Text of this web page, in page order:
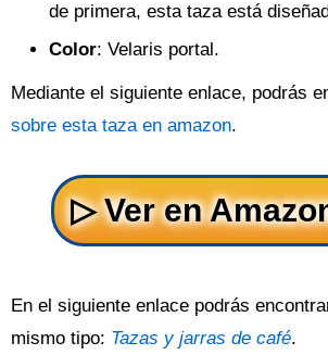
de primera, esta taza está
Color: Velaris portal.
Mediante el siguiente enlace, podrás
sobre esta taza en amazon.
En el siguiente enlace podrás
mismo tipo: Tazas y jarras de café.